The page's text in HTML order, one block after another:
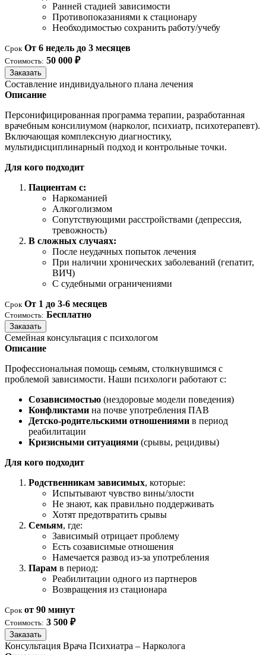
Ранней стадией зависимости
Противопоказаниями к стационару
Необходимостью сохранить работу/учебу
Срок От 6 недель до 3 месяцев
Стоимость: 50 000 ₽
Заказать
Составление индивидуального плана лечения
Описание
Персонифицированная программа терапии, разработанная
врачебным консилиумом (нарколог, психиатр, психотерапевт).
Включающая комплексную диагностику,
мультидисциплинарный подход и контрольные точки.
Для кого подходит
Пациентам с:
Наркоманией
Алкоголизмом
Сопутствующими расстройствами (депрессия,
тревожность)
В сложных случаях:
После неудачных попыток лечения
При наличии хронических заболеваний (гепатит,
ВИЧ)
С судебными ограничениями
Срок От 1 до 3-6 месяцев
Стоимость: Бесплатно
Заказать
Семейная консультация с психологом
Описание
Профессиональная помощь семьям, столкнувшимся с
проблемой зависимости. Наши психологи работают с:
Созависимостью (нездоровые модели поведения)
Конфликтами на почве употребления ПАВ
Детско-родительскими отношениями в период
реабилитации
Кризисными ситуациями (срывы, рецидивы)
Для кого подходит
Родственникам зависимых, которые:
Испытывают чувство вины/злости
Не знают, как правильно поддерживать
Хотят предотвратить срывы
Семьям, где:
Зависимый отрицает проблему
Есть созависимые отношения
Намечается развод из-за употребления
Парам в период:
Реабилитации одного из партнеров
Возвращения из стационара
Срок от 90 минут
Стоимость: 3 500 ₽
Заказать
Консультация Врача Психиатра – Нарколога